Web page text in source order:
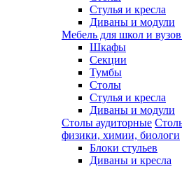
Стулья и кресла
Диваны и модули
Мебель для школ и
Шкафы
Секции
Тумбы
Столы
Стулья и кресла
Диваны и модули
Столы аудиторные
физики, химии, биологи
Блоки стульев
Диваны и кресла